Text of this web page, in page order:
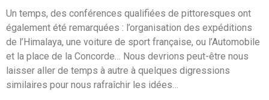
Un temps, des conférences qualifiées de pittoresques ont
également été remarquées : l’organisation des expéditions
de l’Himalaya, une voiture de sport française, ou l’Automobile
et la place de la Concorde… Nous devrions peut-être nous
laisser aller de temps à autre à quelques digressions
similaires pour nous rafraîchir les idées…